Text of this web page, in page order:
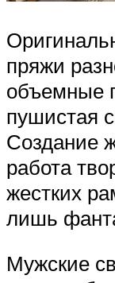
пряжи
объемные
пушистая
Создание
работа
жестких
лишь
Мужские